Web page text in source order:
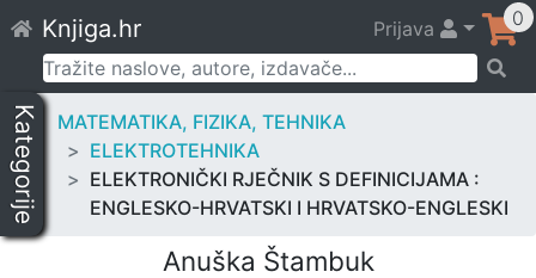
to
content
Knjiga.hr Prijava 0
Pretraži:
Kategorije
MATEMATIKA, FIZIKA, TEHNIKA
ELEKTROTEHNIKA
ELEKTRONIČKI RJEČNIK S DEFINICIJAMA :
ENGLESKO-HRVATSKI I HRVATSKO-ENGLESKI
Anuška Štambuk